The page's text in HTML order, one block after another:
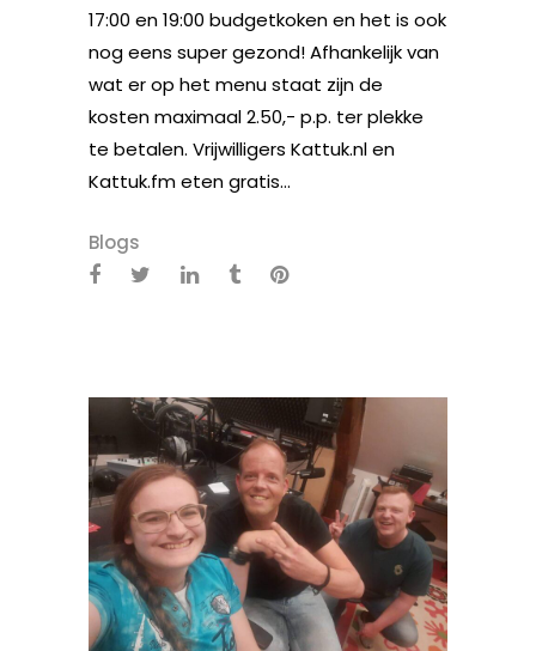
17:00 en 19:00 budgetkoken en het is ook
nog eens super gezond! Afhankelijk van
wat er op het menu staat zijn de
kosten maximaal 2.50,- p.p. ter plekke
te betalen. Vrijwilligers Kattuk.nl en
Kattuk.fm eten gratis...
Blogs